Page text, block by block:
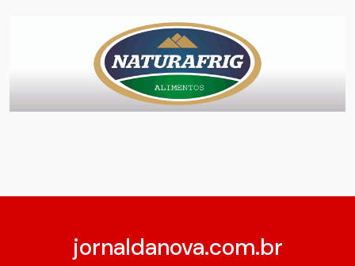
jornaldanova.com.br